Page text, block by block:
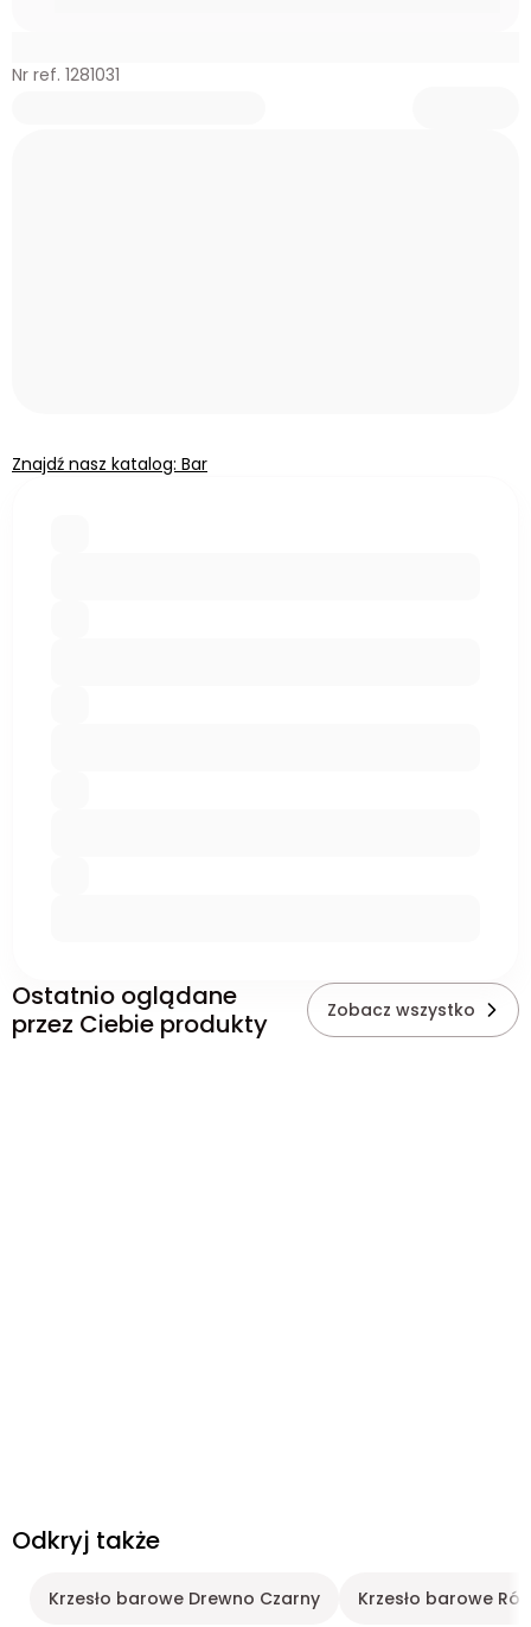
Nr ref. 1281031
Znajdź nasz katalog: Bar
Ostatnio oglądane
przez Ciebie produkty
Zobacz wszystko
Odkryj także
Krzesło barowe Drewno Czarny Krzesło barowe